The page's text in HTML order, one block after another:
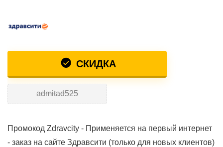
СКИДКА
admitad525
Промокод Zdravcity - Применяется на первый интернет
- заказ на сайте Здравсити (только для новых клиентов)